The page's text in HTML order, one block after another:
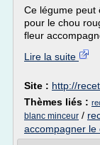
Ce légume peut
pour le chou
fleur
Lire la suite
Site : http://
Thèmes liés :
blanc minceur /
accompagner le